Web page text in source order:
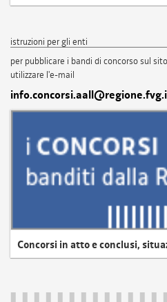
istruzioni per gli enti
per pubblicare i bandi di concorso sul
utilizzare l'e-mail
Concorsi in atto e conclusi,